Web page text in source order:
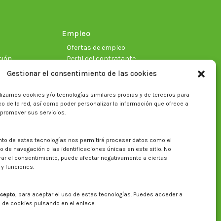
Gestionar el consentimiento de las cookies
cookies y/o tecnologías similares propias y de terceros para
de la red, así como poder personalizar la información que ofrece a
sus servicios.
de estas tecnologías nos permitirá procesar datos como el
de navegación o las identificaciones únicas en este sitio. No
el consentimiento, puede afectar negativamente a ciertas
funciones.
, para aceptar el uso de estas tecnologías. Puedes acceder a
cookies pulsando en el enlace.
Empleo
Ofertas de empleo
Perfil del contratante
Buscar en la web del CITA
Buscar: